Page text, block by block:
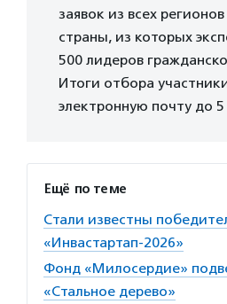
заявок из всех
страны, из которых
500 лидеров
Итоги отбора
электронную почту до
Ещё по теме
Стали известны
«Инвастартап-2026»
Фонд «Милосердие»
«Стальное дерево»